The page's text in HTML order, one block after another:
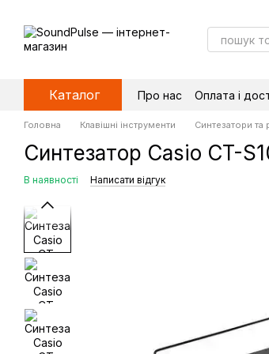
Каталог Про нас Оплата і
Головна Клавішні інструменти Синтезатори та
Синтезатор Casio CT-
В наявності Написати відгук